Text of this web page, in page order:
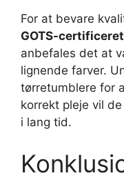
For at bevare
GOTS-
anbefales det at
lignende farver.
tørretumblere for
korrekt pleje vil
i lang tid.